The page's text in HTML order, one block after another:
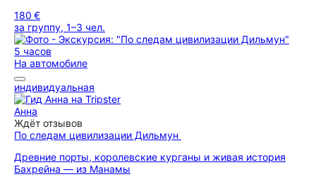
180 €
за группу, 1–3 чел.
5 часов
На автомобиле
индивидуальная
Анна
Ждёт отзывов
По следам цивилизации Дильмун
Древние порты, королевские курганы и живая история
Бахрейна — из Манамы